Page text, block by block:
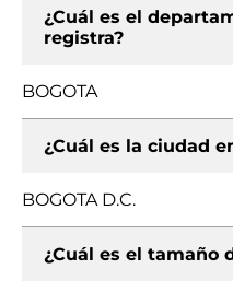
¿Cuál es el
registra?
BOGOTA
¿Cuál es la ciudad
BOGOTA D.C.
¿Cuál es el tamaño